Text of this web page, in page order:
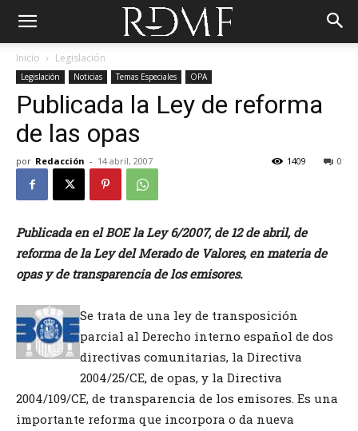
Inicio Legislación
Legislación Noticias Temas Especiales OPA
Publicada la Ley de reforma
de las opas
por Redacción - 14 abril, 2007 0
1409
Publicada en el BOE la Ley 6/2007, de 12 de abril, de
reforma de la Ley del Merado de Valores, en materia de
opas y de transparencia de los emisores.
Se trata de una ley de transposición
parcial al Derecho interno español de dos
directivas comunitarias, la Directiva
2004/25/CE, de opas, y la Directiva
2004/109/CE, de transparencia de los emisores. Es una
importante reforma que incorpora o da nueva